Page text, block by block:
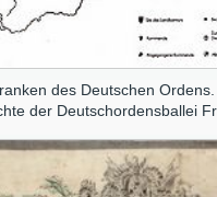
des Deutschen
der Deutschordensballei